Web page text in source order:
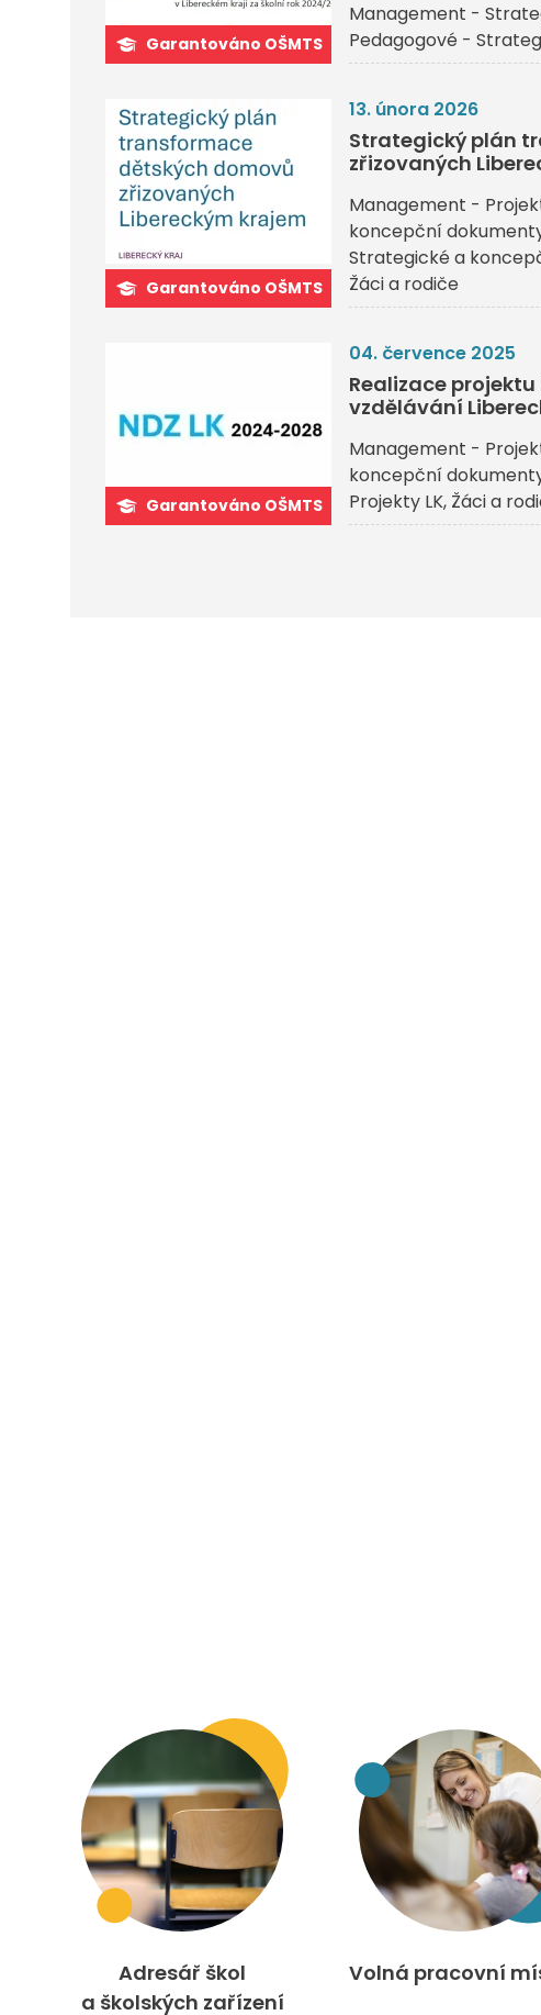
Garantováno OŠMTS
Management -
Pedagogové -
Garantováno OŠMTS
13. února 2026
Strategický plán
zřizovaných
Management -
koncepční
Strategické a
Žáci a rodiče
Garantováno OŠMTS
04. července 2025
Realizace
vzdělávání
Management -
koncepční
Projekty LK Žáci a
Adresář škol
a školských zařízení
Volná pracovní